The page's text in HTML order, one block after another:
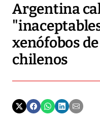
Argentina
xenófobos
chilenos